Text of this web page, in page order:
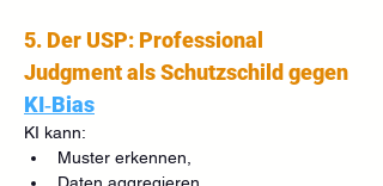
5. Der USP: Professional
Judgment als Schutzschild gegen
KI‑Bias
KI kann:
Muster erkennen,
Daten aggregieren,